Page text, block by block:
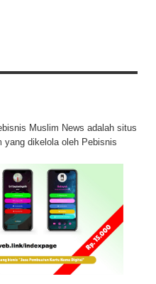
Muslim News adalah situs
dikelola oleh Pebisnis